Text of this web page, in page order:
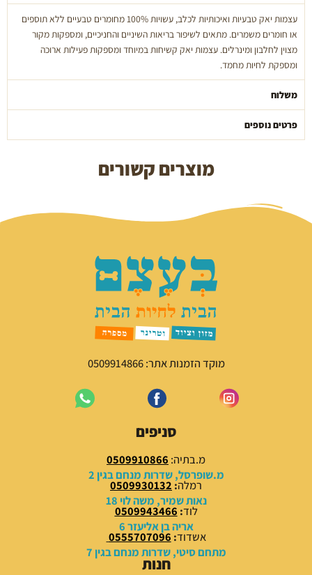
לכלב
גודל
M
עצמות יאק טבעיות ואיכותיות לכלב, עשויות 100% מחומרים טבעיים ללא תוספים
או חומרים משמרים. מתאים לשיפור בריאות השיניים והחניכיים, ומספקות מקור
מצוין לחלבון ומינרלים. עצמות יאק קשיחות במיוחד ומספקות פעילות ארוכה
ומספקת לחיות מחמד.
משלוח
פרטים נוספים
מוצרים קשורים
מוקד הזמנות אתר: 0509914866
סניפים
מ.בתיה: 0509910866
מ.שופרסל, שדרות מנחם בגין 2
רמלה:
0509930132
נאות שמיר, משה לוי 18
לוד:
0509943466
אריה בן אליעזר 6
אשדוד:
0555707096
מתחם סיטי, שדרות מנחם בגין 7
חנות